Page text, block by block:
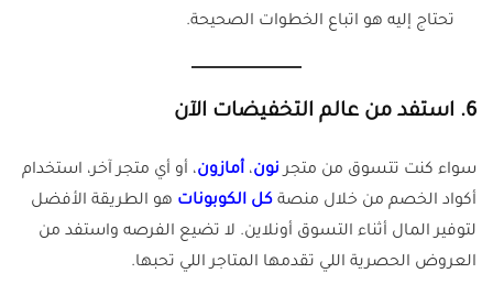
تحتاج إليه هو اتباع الخطوات الصحيحة.
6. استفد من عالم التخفيضات الآن
سواء كنت تتسوق من متجرنون، أمازون، أو أي متجر آخر، استخدام
أكواد الخصم من خلال منصة كل الكوبونات هو الطريقة الأفضل
لتوفير المال أثناء التسوق أونلاين. لا تضيع الفرصه واستفد من
العروض الحصرية اللي تقدمها المتاجر اللي تحبها.